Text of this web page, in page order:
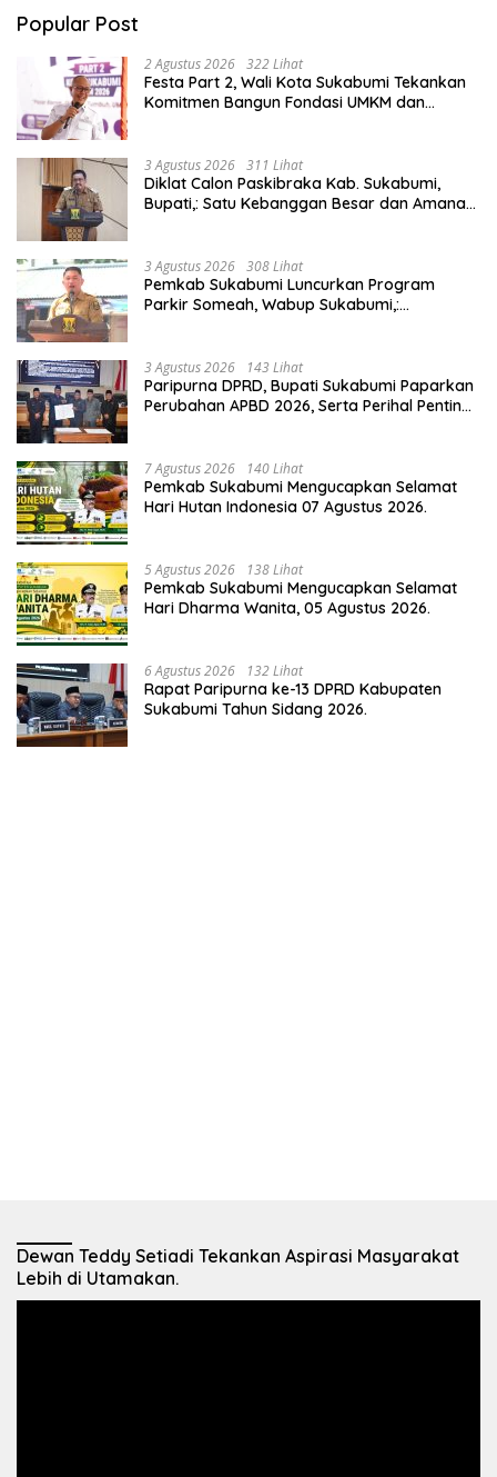
Popular Post
2 Agustus 2026 322 Lihat
Festa Part 2, Wali Kota Sukabumi Tekankan
Komitmen Bangun Fondasi UMKM dan
3 Agustus 2026 311 Lihat
Diklat Calon Paskibraka Kab. Sukabumi,
Bupati,: Satu Kebanggan Besar dan Amanah
3 Agustus 2026 308 Lihat
Pemkab Sukabumi Luncurkan Program
Parkir Someah, Wabup Sukabumi,:
3 Agustus 2026 143 Lihat
Paripurna DPRD, Bupati Sukabumi Paparkan
Perubahan APBD 2026, Serta Perihal Penting
7 Agustus 2026 140 Lihat
Pemkab Sukabumi Mengucapkan Selamat
Hari Hutan Indonesia 07 Agustus 2026.
5 Agustus 2026 138 Lihat
Pemkab Sukabumi Mengucapkan Selamat
Hari Dharma Wanita, 05 Agustus 2026.
6 Agustus 2026 132 Lihat
Rapat Paripurna ke-13 DPRD Kabupaten
Sukabumi Tahun Sidang 2026.
Dewan Teddy Setiadi Tekankan Aspirasi Masyarakat
Lebih di Utamakan.